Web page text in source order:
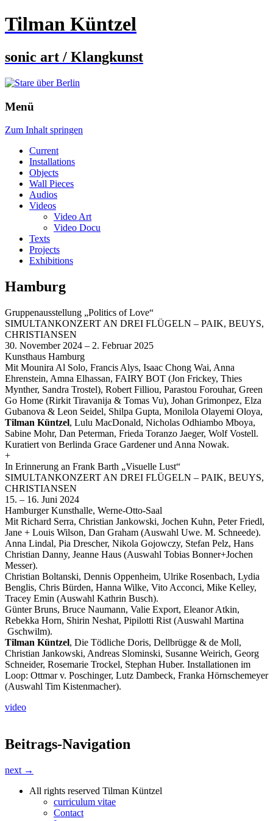
Tilman Küntzel
sonic art / Klangkunst
Menü
Zum Inhalt springen
Current
Installations
Objects
Wall Pieces
Audios
Videos
Video Art
Video Docu
Texts
Projects
Exhibitions
Hamburg
Gruppenausstellung „Politics of Love“
SIMULTANKONZERT AN DREI FLÜGELN – PAIK, BEUYS,
CHRISTIANSEN
30. November 2024 – 2. Februar 2025
Kunsthaus Hamburg
Mit Mounira Al Solo, Francis Alys, Isaac Chong Wai, Anna
Ehrenstein, Amna Elhassan, FAIRY BOT (Jon Frickey, Thies
Mynther, Sandra Trostel), Robert Filliou, Parastou Forouhar, Green
Go Home (Rirkit Tiravanija & Tomas Vu), Johan Grimonpez, Elza
Gubanova & Leon Seidel, Shilpa Gupta, Monilola Olayemi Oloya,
Tilman Küntzel, Lulu MacDonald, Nicholas Odhiambo Mboya,
Sabine Mohr, Dan Peterman, Frieda Toranzo Jaeger, Wolf Vostell.
Kuratiert von Berlinda Grace Gardener und Anna Nowak.
+
In Erinnerung an Frank Barth „Visuelle Lust“
SIMULTANKONZERT AN DREI FLÜGELN – PAIK, BEUYS,
CHRISTIANSEN
15. – 16. Juni 2024
Hamburger Kunsthalle, Werne-Otto-Saal
Mit Richard Serra, Christian Jankowski, Jochen Kuhn, Peter Friedl,
Jane + Louis Wilson, Dan Graham (Auswahl Uwe. M. Schneede).
Anna Lindal, Pia Drescher, Nikola Gojowczy, Stefan Pelz, Hans
Christian Danny, Jeanne Haus (Auswahl Tobias Bonner+Jochen
Messer).
Christian Boltanski, Dennis Oppenheim, Ulrike Rosenbach, Lydia
Benglis, Chris Bürden, Hanna Wilke, Vito Acconci, Mike Kelley,
Tracey Emin (Auswahl Kathrin Busch).
Günter Bruns, Bruce Naumann, Valie Export, Eleanor Atkin,
Rebekka Horn, Shirin Neshat, Pipilotti Rist (Auswahl Martina
Gschwilm).
Tilman Küntzel, Die Tödliche Doris, Dellbrügge & de Moll,
Christian Jankowski, Andreas Slominski, Susanne Weirich, Georg
Schneider, Rosemarie Trockel, Stephan Huber. Installationen im
Loop: Ottmar v. Poschinger, Lutz Dambeck, Franka Hörnschemeyer
(Auswahl Tim Kistenmacher).
video
Beitrags-Navigation
next →
All rights reserved Tilman Küntzel
curriculum vitae
Contact